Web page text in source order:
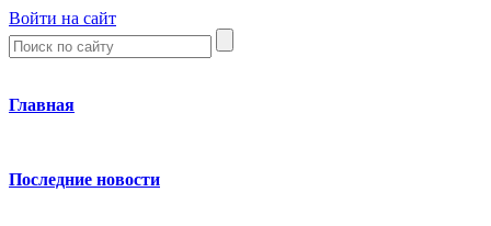
Войти на сайт
Главная
Последние новости